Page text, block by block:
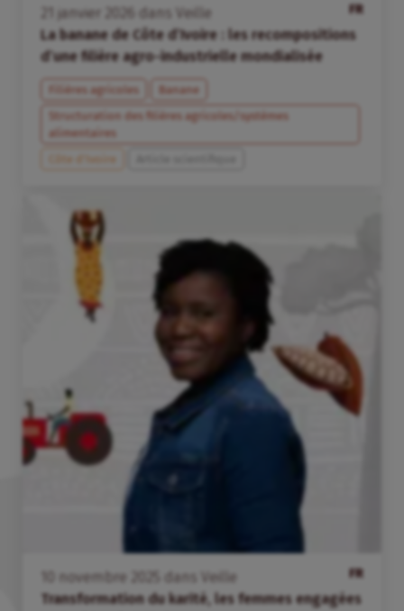
FR
janvier dans
Veille
La banane de Côte d’Ivoire : les recompositions
d’une filière agro-industrielle mondialisée
Filières agricoles
Banane
Structuration des filières agricoles/systèmes
alimentaires
Côte d’Ivoire
FR
novembre dans
Veille
Transformation du karité, les femmes engagées